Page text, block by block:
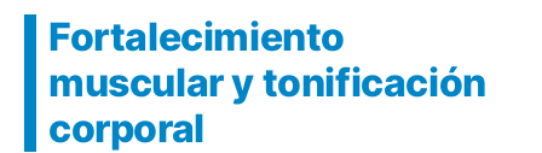
Fortalecimiento
muscular y tonificación
corporal